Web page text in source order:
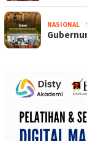
NASIONAL